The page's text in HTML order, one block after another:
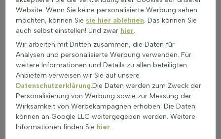
Pflege und Wartung wichtig.
Standort: Sonnig bis halbschattig; bevorzugt gut
durchlässigen, kalkhaltigen Boden.
Rückschnitt: Schneiden Sie die Pflanze nach der Blüte,
um die Form zu erhalten. Verwenden Sie eine scharfe
Gartenschere.
Bewässerung: Regelmäßig gießen, besonders während
der Blütezeit von Mai bis Juli; vermeiden Sie Staunässe.
Düngung: Einmal pro Jahr im Frühjahr mit einem
ausgewogenen Dünger.
Winterbeschirmung: In der Regel keine zusätzliche
Schutzmaßnahme nötig, da sie winterhart ist.
Website. Wenn Sie keine personalisierte Werbung sehen
möchten, können Sie sie hier ablehnen. Das können Sie
auch selbst einstellen! Und zwar hier.
Wir arbeiten mit Dritten zusammen, die Daten für
Analysen und personalisierte Werbung verwenden. Für
weitere Informationen und Details zu allen beteiligten
Anbietern verweisen wir Sie auf unsere
Datenschutzerklärung.Die Daten werden zum Zweck der
Personalisierung von Werbung sowie zur Messung der
Wirksamkeit von Werbekampagnen erhoben. Die Daten
können an Google LLC weitergegeben werden. Weitere
Informationen finden Sie hier.